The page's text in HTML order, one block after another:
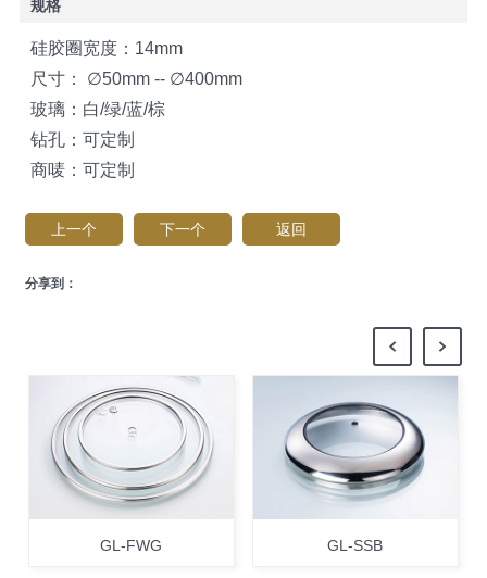
规格
硅胶圈宽度：14mm
尺寸： ∅50mm -- ∅400mm
玻璃：白/绿/蓝/棕
钻孔：可定制
商唛：可定制
上一个 下一个 返回
分享到：
GL-FWG GL-SSB